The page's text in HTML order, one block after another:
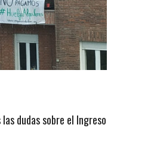
dudas sobre el Ingreso